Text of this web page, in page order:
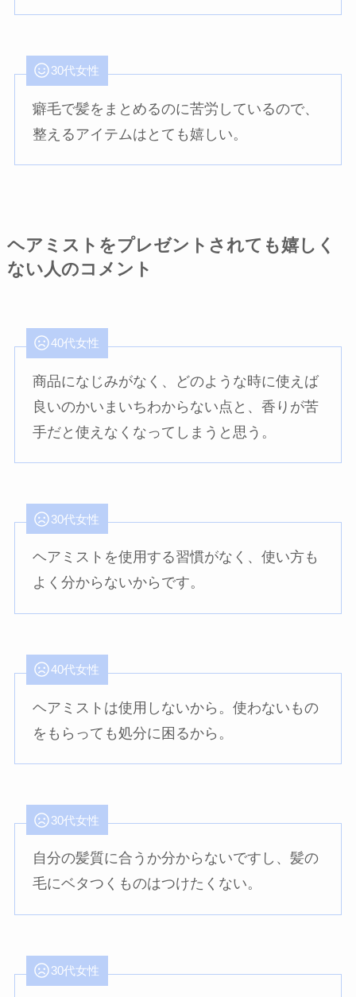
30代女性
癖毛で髪をまとめるのに苦労しているので、
整えるアイテムはとても嬉しい。
ヘアミストをプレゼントされても嬉しく
ない人のコメント
40代女性
商品になじみがなく、どのような時に使えば
良いのかいまいちわからない点と、香りが苦
手だと使えなくなってしまうと思う。
30代女性
ヘアミストを使用する習慣がなく、使い方も
よく分からないからです。
40代女性
ヘアミストは使用しないから。使わないもの
をもらっても処分に困るから。
30代女性
自分の髪質に合うか分からないですし、髪の
毛にベタつくものはつけたくない。
30代女性